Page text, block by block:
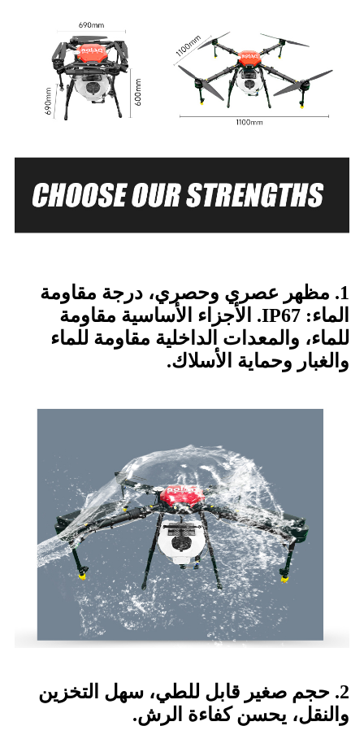
1. مظهر عصري وحصري، درجة مقاومة
الماء: IP67. الأجزاء الأساسية مقاومة
للماء، والمعدات الداخلية مقاومة للماء
والغبار وحماية الأسلاك.
2. حجم صغير قابل للطي، سهل التخزين
والنقل، يحسن كفاءة الرش.